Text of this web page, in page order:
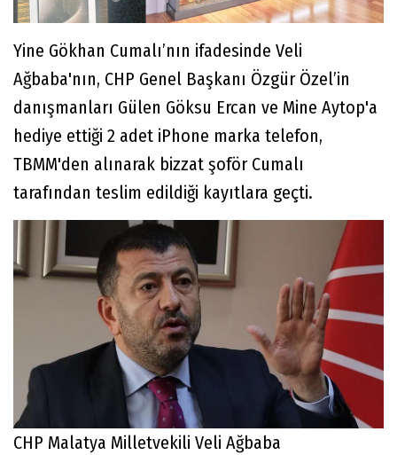
Yine Gökhan Cumalı’nın ifadesinde Veli
Ağbaba'nın, CHP Genel Başkanı Özgür Özel’in
danışmanları Gülen Göksu Ercan ve Mine Aytop'a
hediye ettiği 2 adet iPhone marka telefon,
TBMM'den alınarak bizzat şoför Cumalı
tarafından teslim edildiği kayıtlara geçti.
CHP Malatya Milletvekili Veli Ağbaba